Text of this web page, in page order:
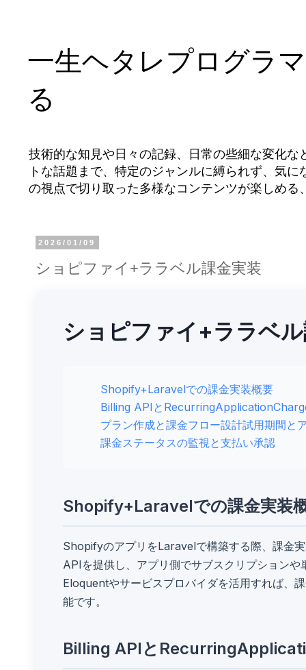
一生ヘタレプログラ
る
技術的な知見や日々の記録、日常の些細な変化
トな話題まで、特定のジャンルに縛られず、気
の視点で切り取った多様なコンテンツが楽しめ
2026/01/09
ショピファイ+ララベル課金実装
ショピファイ+ララベ
Shopify+Laravelでの課金実装概要
Billing APIと
プラン作成と課金フロー設計試用期間と
課金ステータスの監視と支払い承認
Shopify+Laravelでの課金実装
ShopifyのアプリをLaravelで構築する際、課金
APIを提供し、アプリ側でサブスクリプション
Eloquentやサービスプロバイダを活用すれば、
能です。
Billing APIと